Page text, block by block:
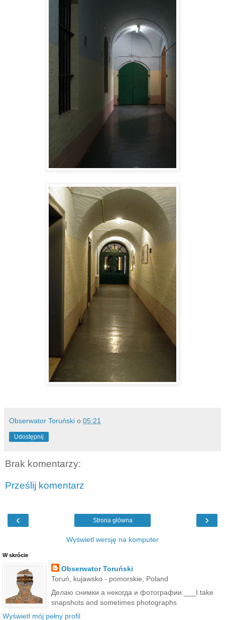
Obserwator Toruński o 05:21
Udostępnij
Brak komentarzy:
Prześlij komentarz
‹ ›
Strona główna
Wyświetl wersję na komputer
W skrócie
Obserwator Toruński
Toruń, kujawsko - pomorskie, Poland
Делаю снимки а некогда и фотографии.___I take
snapshots and sometimes photographs
Wyświetl mój pełny profil